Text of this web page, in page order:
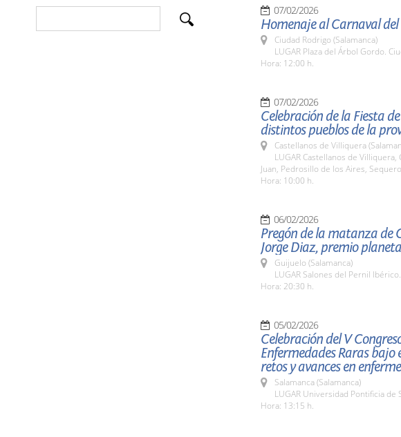
07/02/2026
Homenaje al Carnaval del
Ciudad Rodrigo (Salamanca)
LUGAR Plaza del Árbol Gordo.
Hora: 12:00 h.
07/02/2026
Celebración de la Fiesta
distintos pueblos de la
Castellanos de Villiquera
LUGAR Castellanos de
Juan, Pedrosillo de los Aires,
Hora: 10:00 h.
06/02/2026
Pregón de la matanza de
Jorge Diaz, premio
Guijuelo (Salamanca)
LUGAR Salones del Pernil
Hora: 20:30 h.
05/02/2026
Celebración del V
Enfermedades Raras
retos y avances en
Salamanca (Salamanca)
LUGAR Universidad Pontificia de
Hora: 13:15 h.